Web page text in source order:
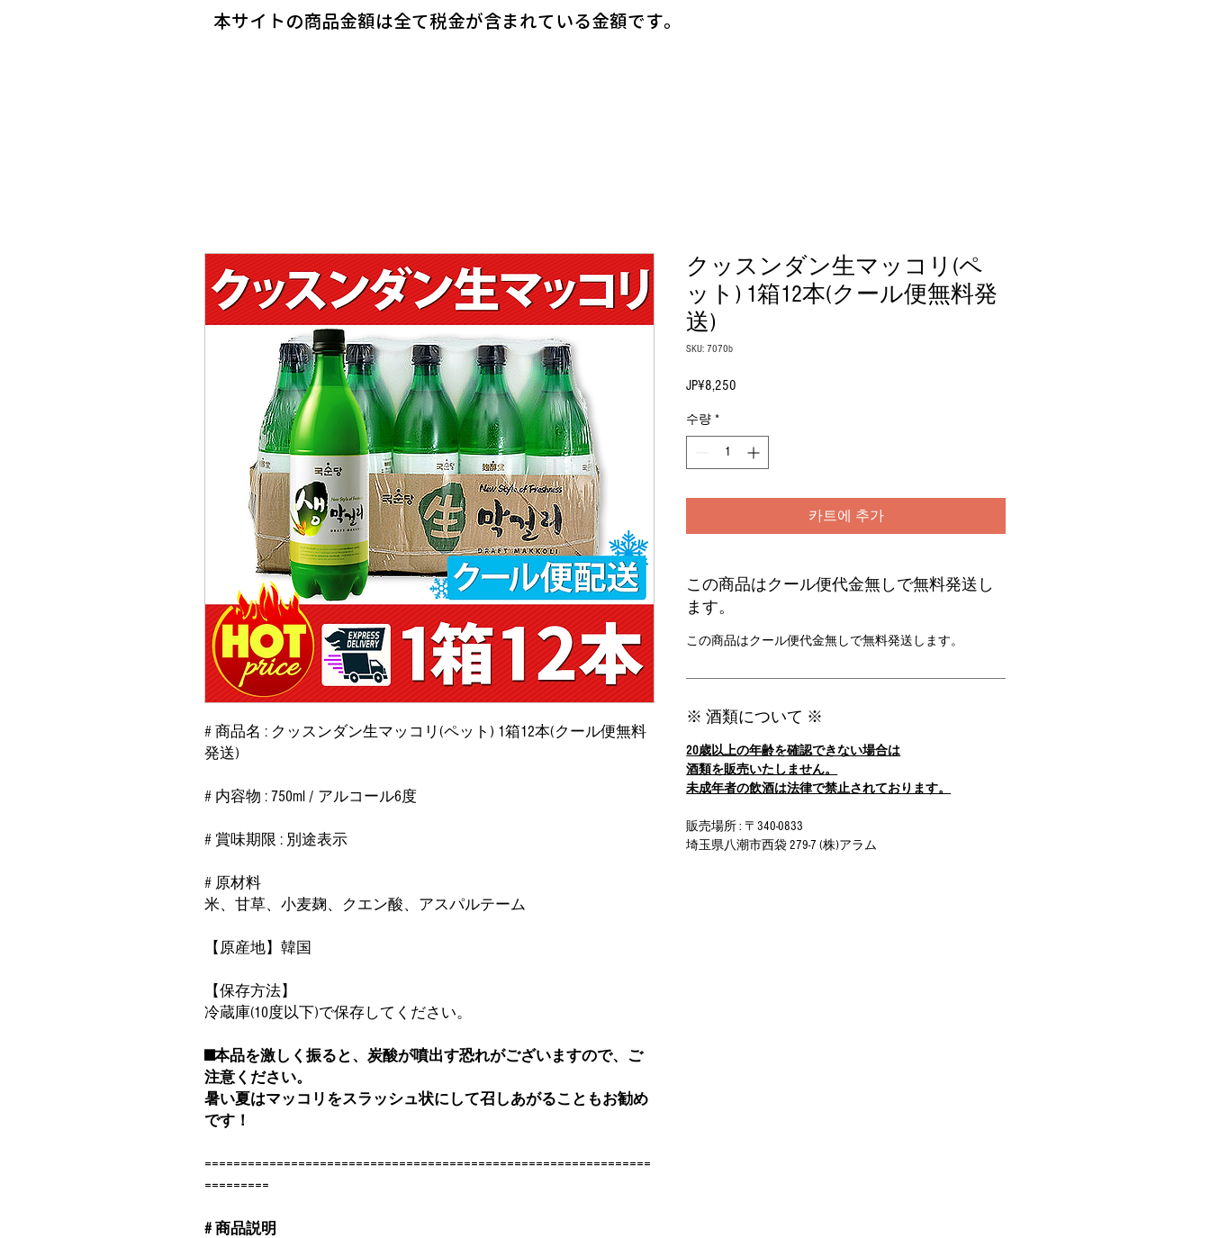
本サイトの商品金額は全て税金が含まれている金額です。
# 商品名 : クッスンダン生マッコリ(ペット) 1箱12本(クール便無料
発送)
# 内容物 : 750ml / アルコール6度
# 賞味期限 : 別途表示
# 原材料
米、甘草、小麦麹、クエン酸、アスパルテーム
【原産地】韓国
【保存方法】
冷蔵庫(10度以下)で保存してください。
■本品を激しく振ると、炭酸が噴出す恐れがございますので、ご
注意ください。
暑い夏はマッコリをスラッシュ状にして召しあがることもお勧め
です！
==============================================================
=========
# 商品説明
クッスンダン生マッコリ(ペ
ット) 1箱12本(クール便無料発
送)
SKU: 7070b
JP¥8,250
수량 *
카트에 추가
この商品はクール便代金無しで無料発送し
ます。
この商品はクール便代金無しで無料発送します。
※ 酒類について ※
20歳以上の年齢を確認できない場合は
酒類を販売いたしません。
未成年者の飲酒は法律で禁止されております。
販売場所 : 〒340-0833
埼玉県八潮市西袋 279-7 (株)アラム